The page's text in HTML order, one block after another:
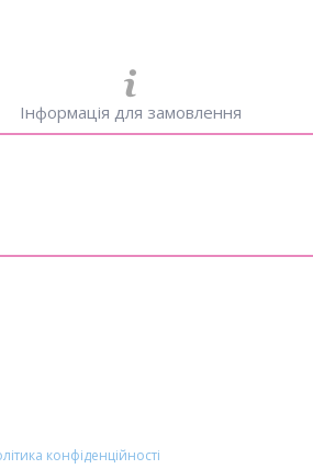
Інформація для замовлення
конфіденційності